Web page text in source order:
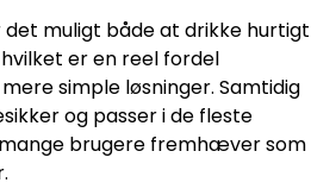
det muligt både at drikke hurtigt
er en reel fordel
simple løsninger. Samtidig
og passer i de fleste
brugere fremhæver som